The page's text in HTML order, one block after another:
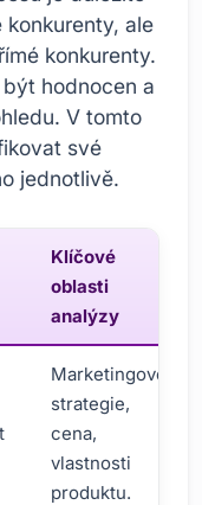
konkurenty, ale
konkurenty.
hodnocen a
V tomto
své
jednotlivě.
Klíčové
oblasti
analýzy
Marketingové
strategie,
cena,
vlastnosti
produktu.